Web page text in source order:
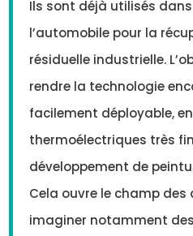
Ils sont déjà utilisés
l’automobile pour la
résiduelle industrielle.
rendre la technologie
facilement déployable,
thermoélectriques très
développement de
Cela ouvre le champ
imaginer notamment